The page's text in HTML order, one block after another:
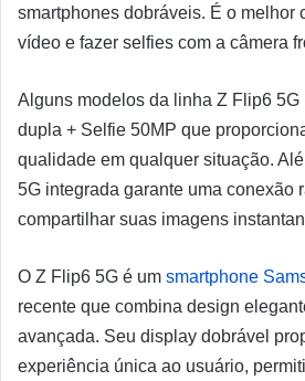
smartphones dobráveis. É o melhor
vídeo e fazer selfies com a câmera
Alguns modelos da linha Z Flip6 5G
dupla + Selfie 50MP que
qualidade em qualquer situação.
5G integrada garante uma conexão
compartilhar suas imagens
O Z Flip6 5G é um smartphone
recente que combina design
avançada. Seu display dobrável
experiência única ao usuário,